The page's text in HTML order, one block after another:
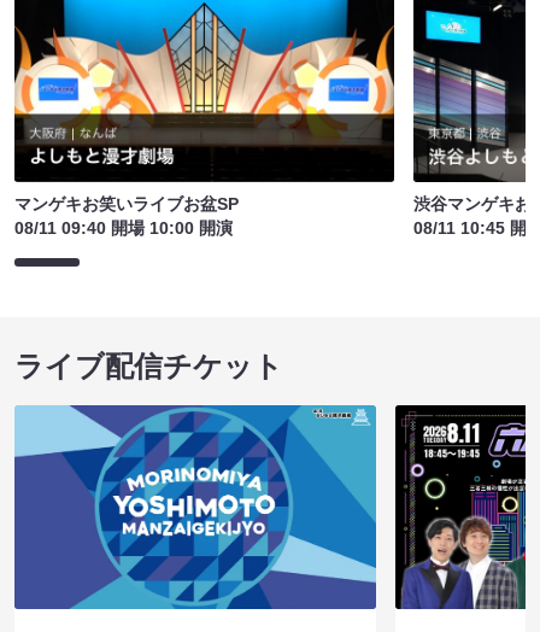
マンゲキお笑いライブお盆SP
08/11 09:40 開場 10:00 開演
渋谷マンゲキ
08/11 10:45 開
ライブ配信チケット